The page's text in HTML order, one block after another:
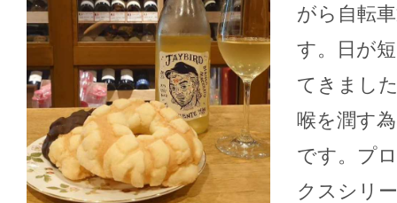
がら自転
す。日が
てきまし
喉を潤す
です。プ
クスシリ